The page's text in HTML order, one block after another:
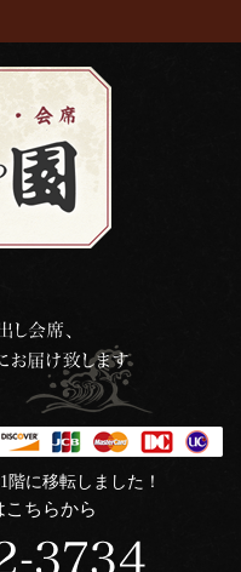
に移転しました！
ちらから